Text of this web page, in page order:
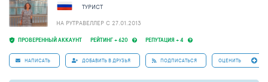
ПРОВЕРЕННЫЙ АККАУНТ РЕЙТИНГ + 620 РЕПУТАЦИЯ + 4
ТУРИСТ
НА РУТРАВЕЛЛЕР C 27.01.2013
НАПИСАТЬ ДОБАВИТЬ В ДРУЗЬЯ ПОДПИСАТЬСЯ ОЦЕНИТЬ